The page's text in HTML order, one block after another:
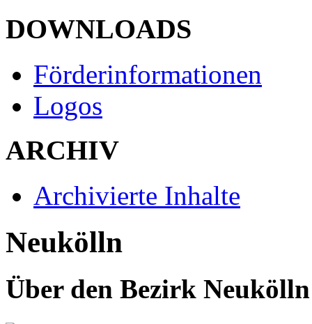
DOWNLOADS
Förderinformationen
Logos
ARCHIV
Archivierte Inhalte
Neukölln
Über den Bezirk